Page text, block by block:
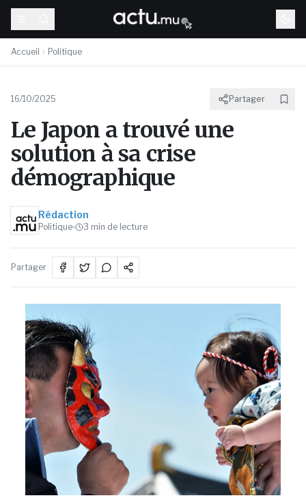
Accueil Politique
16/10/2025 Partager
Le Japon a trouvé une
solution à sa crise
démographique
Rédaction
Politique 3 min de lecture
Partager